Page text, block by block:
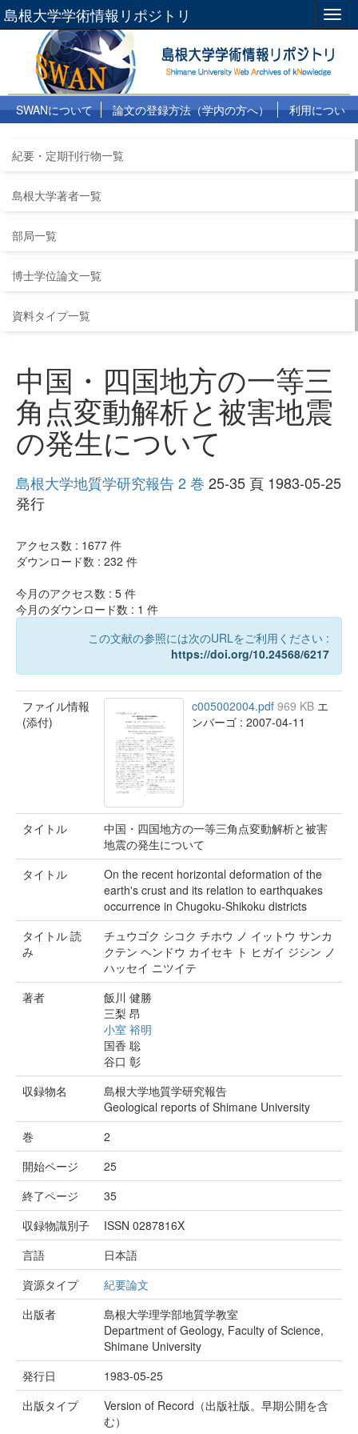
島根大学学術情報リポジトリ
SWANについて 論文の登録方法（学内の方へ）
利用につい
紀要・定期刊行物一覧
島根大学著者一覧
部局一覧
博士学位論文一覧
資料タイプ一覧
中国・四国地方の一等三
角点変動解析と被害地震
の発生について
島根大学地質学研究報告 2 巻 25-35 頁 1983-05-25
発行
アクセス数 : 1677 件
ダウンロード数 : 232 件
今月のアクセス数 : 5 件
今月のダウンロード数 : 1 件
この文献の参照には次のURLをご利用ください :
https://doi.org/10.24568/6217
ファイル情報
(添付)
c005002004.pdf 969 KB エ
ンバーゴ : 2007-04-11
タイトル
中国・四国地方の一等三角点変動解析と被害
地震の発生について
タイトル
On the recent horizontal deformation of the
earth's crust and its relation to earthquakes
occurrence in Chugoku-Shikoku districts
タイトル 読
み
チュウゴク シコク チホウ ノ イットウ サンカ
クテン ヘンドウ カイセキ ト ヒガイ ジシン ノ
ハッセイ ニツイテ
著者
飯川 健勝
三梨 昂
小室 裕明
国香 聡
谷口 彰
収録物名
島根大学地質学研究報告
Geological reports of Shimane University
巻
2
開始ページ
25
終了ページ
35
収録物識別子
ISSN 0287816X
言語
日本語
資源タイプ
紀要論文
出版者
島根大学理学部地質学教室
Department of Geology, Faculty of Science,
Shimane University
発行日
1983-05-25
出版タイプ
Version of Record（出版社版。早期公開を含
む）